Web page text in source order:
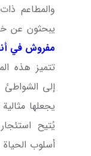
والمطاعم
يبحثون عن
مفروش في
تتميز هذه
إلى الشواطئ
يجعلها
يُتيح
أسلوب الحياة